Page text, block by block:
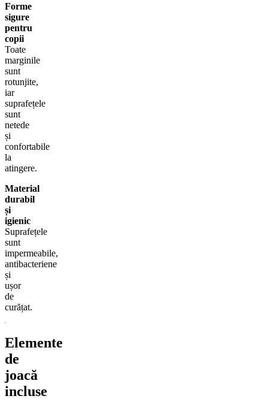
Forme
sigure
pentru
copii
Toate
marginile
sunt
rotunjite,
iar
suprafețele
sunt
netede
și
confortabile
la
atingere.
Material
durabil
și
igienic
Suprafețele
sunt
impermeabile,
antibacteriene
și
ușor
de
curățat.
Elemente
de
joacă
incluse